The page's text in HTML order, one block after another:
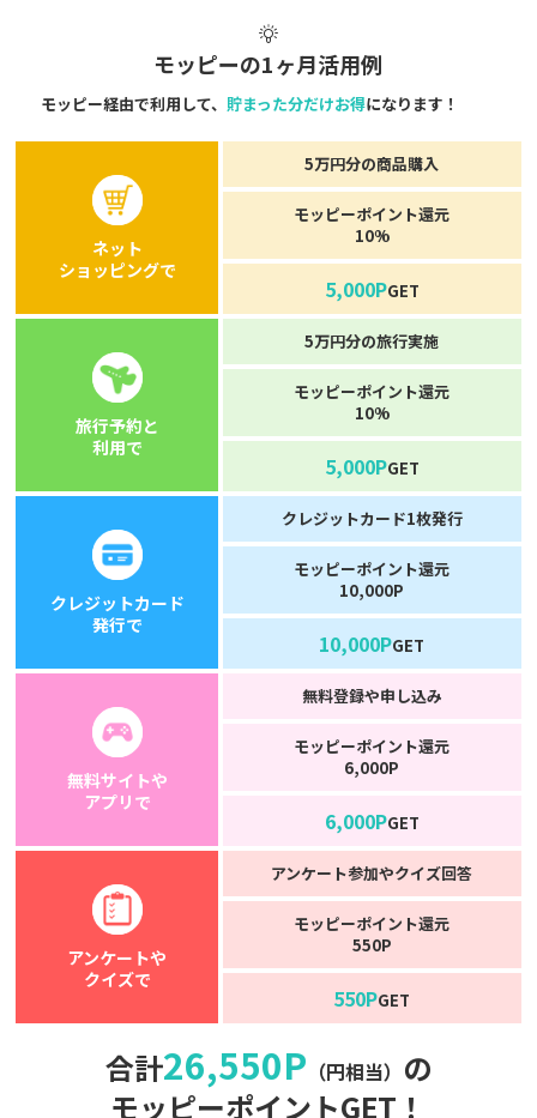
モッピーの1ヶ月活用例
モッピー経由で利用して、貯まった分だけお得になります！
ネット
ショッピングで
5万円分の商品購入
モッピーポイント還元
10%
5,000PGET
旅行予約と
利用で
5万円分の旅行実施
モッピーポイント還元
10%
5,000PGET
クレジットカード
発行で
クレジットカード1枚発行
モッピーポイント還元
10,000P
10,000PGET
無料サイトや
アプリで
無料登録や申し込み
モッピーポイント還元
6,000P
6,000PGET
アンケートや
クイズで
アンケート参加やクイズ回答
モッピーポイント還元
550P
550PGET
合計26,550P （円相当） の
モッピーポイントGET！